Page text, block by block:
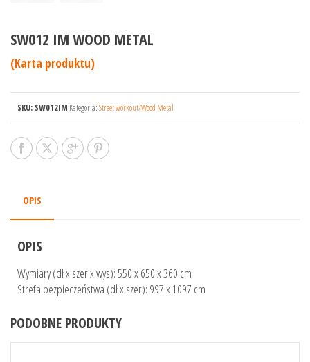
SW012 IM WOOD METAL
(Karta produktu)
SKU: SW012IM Kategoria:Street workout/Wood Metal
OPIS
OPIS
Wymiary (dł x szer x wys): 550 x 650 x 360 cm
Strefa bezpieczeństwa (dł x szer): 997 x 1097 cm
PODOBNE PRODUKTY